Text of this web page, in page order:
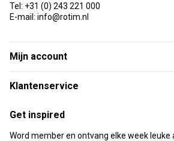
Tel: +31 (0) 243 221 000
E-mail: info@rotim.nl
Mijn account
Klantenservice
Get inspired
Word member en ontvang elke week leuke